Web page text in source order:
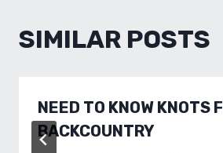
SIMILAR POSTS
NEED TO KNOW KNOTS
BACKCOUNTRY